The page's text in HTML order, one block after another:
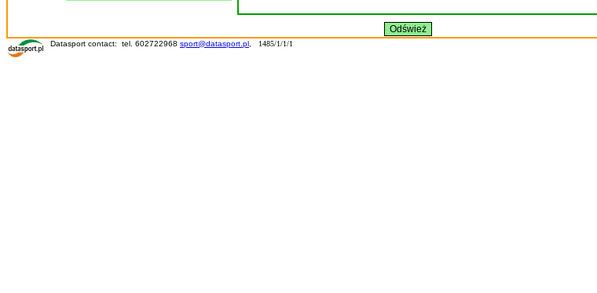
Datasport contact: tel. 602722968 sport@datasport.pl 1485/1/1/1